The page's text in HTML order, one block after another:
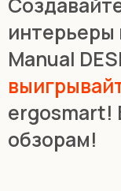
интерьеры
Manual
ergosmart!
обзорам!